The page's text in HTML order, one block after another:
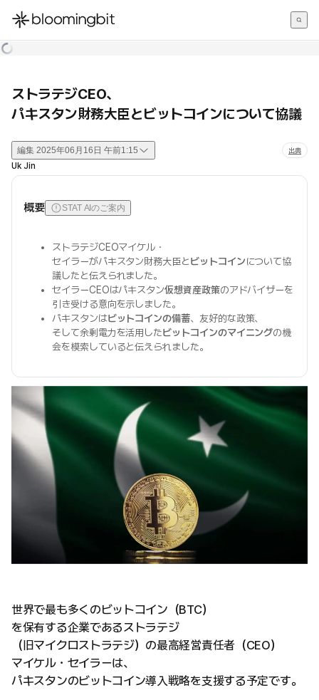
한국어
ストラテジCEO、
パキスタン財務大臣とビットコインについて協議
編集 2025年06月16日 午前1:15 出典
Uk Jin
概要 STAT AIのご案内
ストラテジCEOマイケル・
セイラーがパキスタン財務大臣とビットコインについて協
議したと伝えられました。
セイラーCEOはパキスタン仮想資産政策のアドバイザーを
引き受ける意向を示しました。
パキスタンはビットコインの備蓄、友好的な政策、
そして余剰電力を活用したビットコインのマイニングの機
会を模索していると伝えられました。
世界で最も多くのビットコイン（BTC）
を保有する企業であるストラテジ
（旧マイクロストラテジ）の最高経営責任者（CEO）
マイケル・セイラーは、
パキスタンのビットコイン導入戦略を支援する予定です。